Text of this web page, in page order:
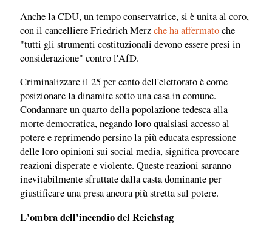
Anche la CDU, un tempo conservatrice, si è unita al coro,
con il cancelliere Friedrich Merzche ha affermatoche
"tutti gli strumenti costituzionali devono essere presi in
considerazione" contro l'AfD.
Criminalizzare il 25 per cento dell'elettorato è come
posizionare la dinamite sotto una casa in comune.
Condannare un quarto della popolazione tedesca alla
morte democratica, negando loro qualsiasi accesso al
potere e reprimendo persino la più educata espressione
delle loro opinioni sui social media, significa provocare
reazioni disperate e violente. Queste reazioni saranno
inevitabilmente sfruttate dalla casta dominante per
giustificare una presa ancora più stretta sul potere.
L'ombra dell'incendio del Reichstag